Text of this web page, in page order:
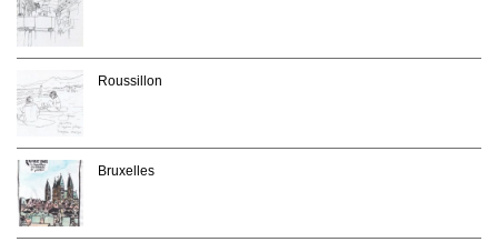
Roussillon
Bruxelles